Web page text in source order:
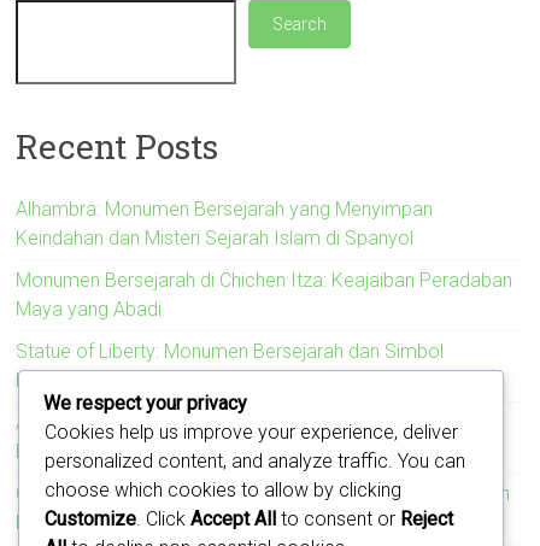
Search
Recent Posts
Alhambra: Monumen Bersejarah yang Menyimpan
Keindahan dan Misteri Sejarah Islam di Spanyol
Monumen Bersejarah di Chichen Itza: Keajaiban Peradaban
Maya yang Abadi
Statue of Liberty: Monumen Bersejarah dan Simbol
Kebebasan Amerika Serikat
Acropolis: Monumen Bersejarah yang Menyimbolkan
Kejayaan Peradaban Yunani Kuno
Colosseum: Monumen Bersejarah yang Mengukir Kejayaan
Romawi
We respect your privacy
Cookies help us improve your experience, deliver
personalized content, and analyze traffic. You can
choose which cookies to allow by clicking
Customize . Click Accept All to consent or Reject